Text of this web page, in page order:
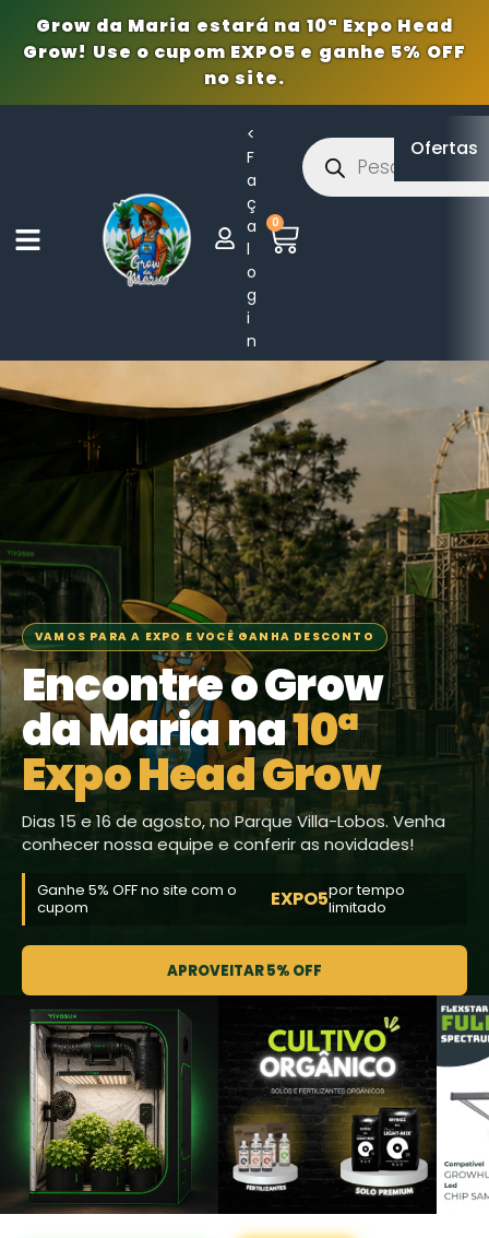
Grow da Maria: loja
Grow da Maria estará na 10ª Expo Head
Grow! Use o cupom EXPO5 e ganhe 5% OFF
no site.
<
F
a
ç
a
l
o
g
i
n
0
Ofertas
VAMOS PARA A EXPO E VOCÊ GANHA DESCONTO
Encontre o Grow
da Maria na10ª
Expo Head Grow
Dias 15 e 16 de agosto, no Parque Villa-Lobos. Venha
conhecer nossa equipe e conferir as novidades!
Ganhe 5% OFF no site com o
cupom
EXPO5por tempo
limitado
APROVEITAR 5% OFF